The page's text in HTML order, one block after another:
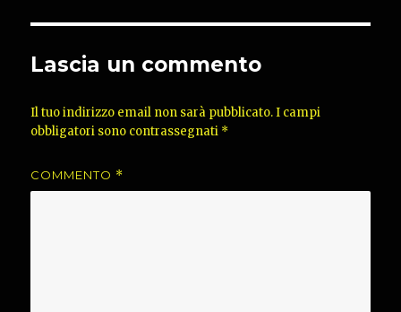
Lascia un commento
Il tuo indirizzo email non sarà pubblicato. I campi
obbligatori sono contrassegnati *
COMMENTO *